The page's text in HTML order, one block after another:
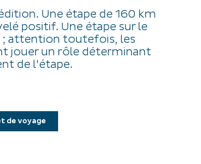
Une étape de 160 km
positif. Une étape sur le
; attention toutefois, les
jouer un rôle déterminant
de l’étape.
de voyage